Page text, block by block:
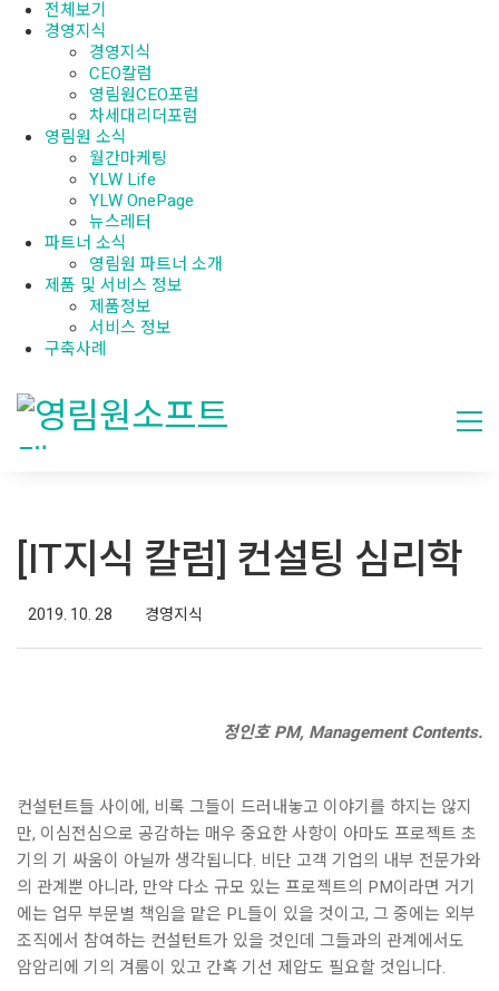
전체보기
경영지식
경영지식
CEO칼럼
영림원CEO포럼
차세대리더포럼
영림원 소식
월간마케팅
YLW Life
YLW OnePage
뉴스레터
파트너 소식
영림원 파트너 소개
제품 및 서비스 정보
제품정보
서비스 정보
구축사례
[IT지식 칼럼] 컨설팅 심리학
2019. 10. 28 경영지식
정인호 PM, Management Contents.
컨설턴트들 사이에, 비록 그들이 드러내놓고 이야기를 하지는 않지
만, 이심전심으로 공감하는 매우 중요한 사항이 아마도 프로젝트 초
기의 기 싸움이 아닐까 생각됩니다. 비단 고객 기업의 내부 전문가와
의 관계뿐 아니라, 만약 다소 규모 있는 프로젝트의 PM이라면 거기
에는 업무 부문별 책임을 맡은 PL들이 있을 것이고, 그 중에는 외부
조직에서 참여하는 컨설턴트가 있을 것인데 그들과의 관계에서도
암암리에 기의 겨룸이 있고 간혹 기선 제압도 필요할 것입니다.